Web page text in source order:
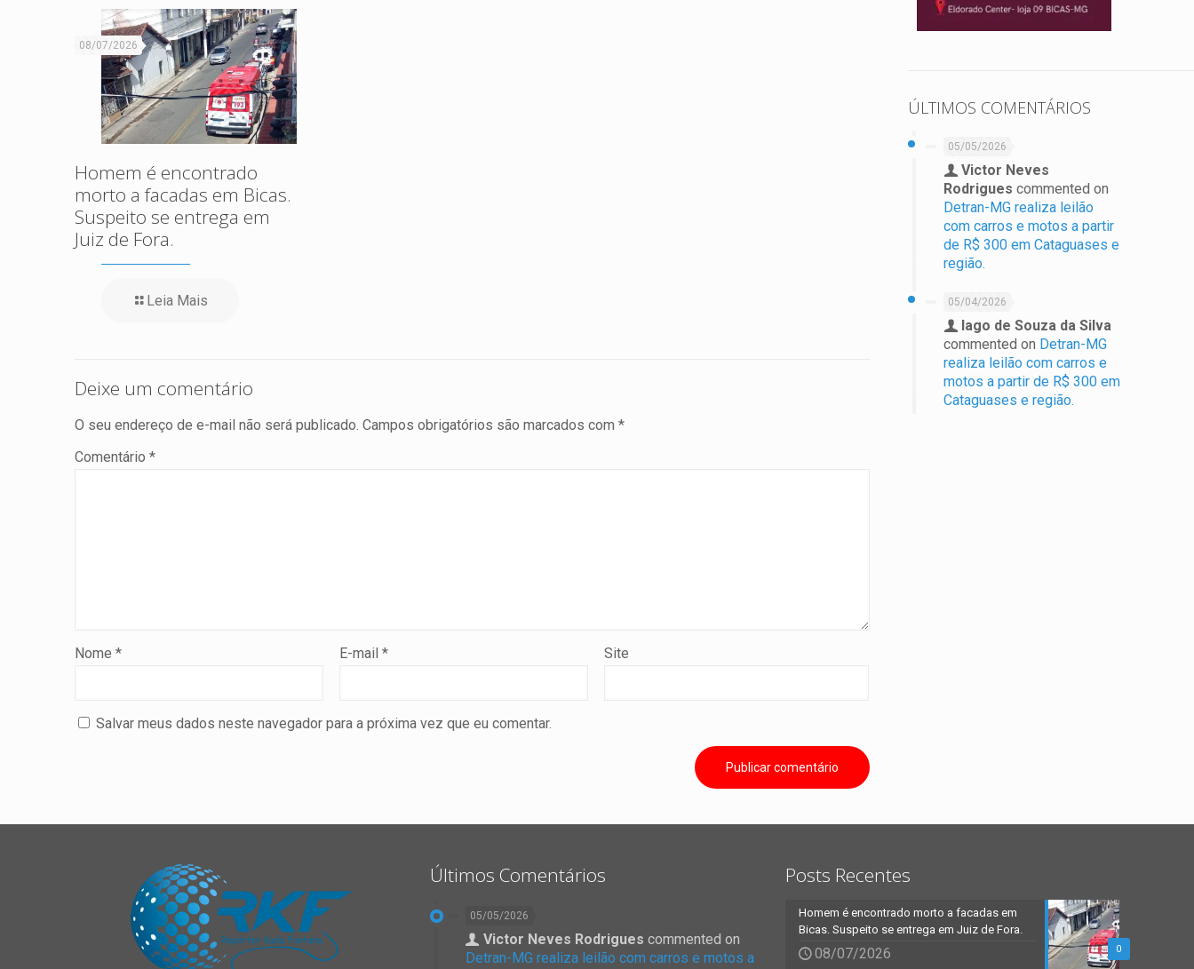
08/07/2026
Homem é encontrado
morto a facadas em Bicas.
Suspeito se entrega em
Juiz de Fora.
Leia Mais
Deixe um comentário
O seu endereço de e-mail não será publicado. Campos obrigatórios são marcados com *
Comentário *
Nome * E-mail* Site
Salvar meus dados neste navegador para a próxima vez que eu comentar.
ÚLTIMOS COMENTÁRIOS
05/05/2026
Victor Neves
Rodrigues commented on
Detran-MG realiza leilão
com carros e motos a partir
de R$ 300 em Cataguases e
região.
05/04/2026
Iago de Souza da Silva
commented on Detran-MG
realiza leilão com carros e
motos a partir de R$ 300 em
Cataguases e região.
Últimos Comentários
05/05/2026
Victor Neves Rodrigues commented on
Detran-MG realiza leilão com carros e motos a
Posts Recentes
0
Homem é encontrado morto a facadas em
Bicas. Suspeito se entrega em Juiz de Fora.
08/07/2026